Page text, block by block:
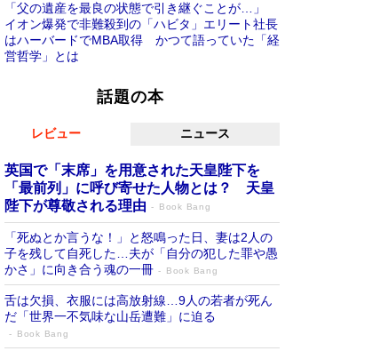
「父の遺産を最良の状態で引き継ぐことが…」
イオン爆発で非難殺到の「ハビタ」エリート社長
はハーバードでMBA取得 かつて語っていた「経
営哲学」とは
話題の本
レビュー ニュース
英国で「末席」を用意された天皇陛下を
「最前列」に呼び寄せた人物とは？ 天皇
陛下が尊敬される理由
Book Bang
「死ぬとか言うな！」と怒鳴った日、妻は2人の
子を残して自死した…夫が「自分の犯した罪や愚
かさ」に向き合う魂の一冊
Book Bang
舌は欠損、衣服には高放射線…9人の若者が死ん
だ「世界一不気味な山岳遭難」に迫る
Book Bang